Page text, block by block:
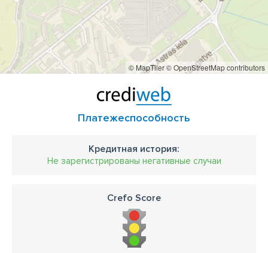
© MapTiler© OpenStreetMap contributors
Платежеспособность
Кредитная история:
Не зарегистрированы негативные случаи
Crefo Score